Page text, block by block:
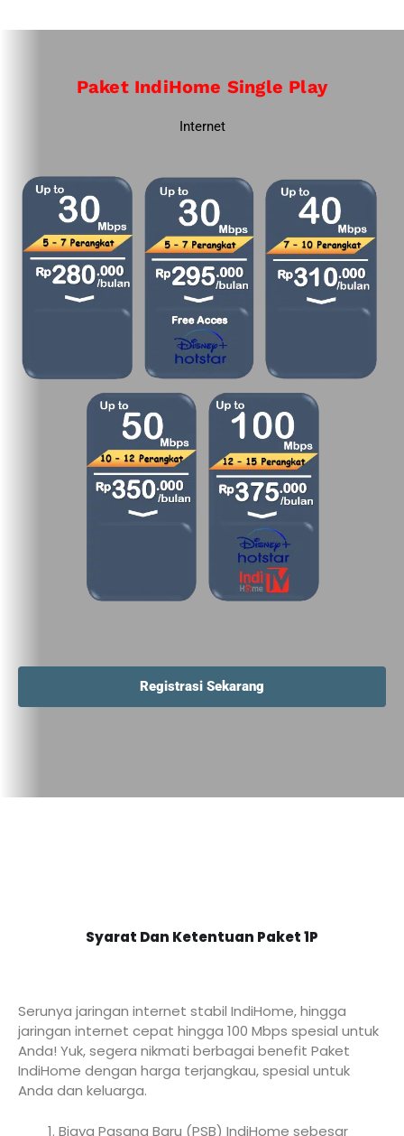
Paket IndiHome Single Play
Internet
Registrasi Sekarang
Syarat Dan Ketentuan Paket 1P
Serunya jaringan internet stabil IndiHome, hingga
jaringan internet cepat hingga 100 Mbps spesial untuk
Anda! Yuk, segera nikmati berbagai benefit Paket
IndiHome dengan harga terjangkau, spesial untuk
Anda dan keluarga.
Biaya Pasang Baru (PSB) IndiHome sebesar